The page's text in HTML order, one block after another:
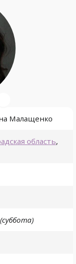
Малащенко
область,
(суббота)